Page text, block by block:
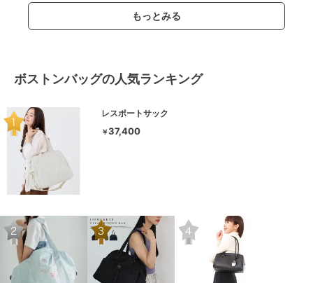
もっとみる
ボストンバッグの人気ランキング
レスポートサック
￥37,400